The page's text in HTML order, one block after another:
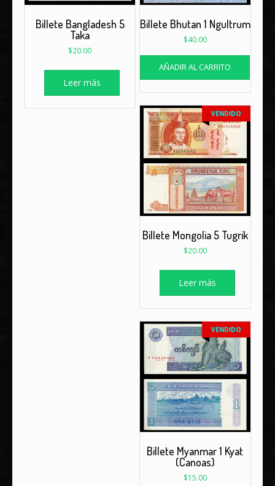
Billete Bangladesh 5
Taka
$20.00
Leer más
Billete Bhutan 1 Ngultrum
$40.00
AÑADIR AL CARRITO
VENDIDO
Billete Mongolia 5 Tugrik
$20.00
Leer más
VENDIDO
Billete Myanmar 1 Kyat
(Canoas)
$15.00